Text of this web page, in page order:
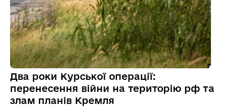
Два роки Курської операції:
перенесення війни на територію рф та
злам планів Кремля